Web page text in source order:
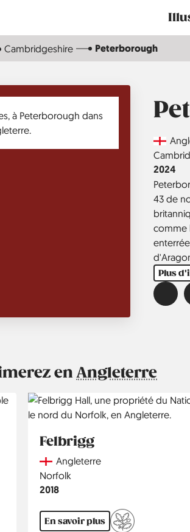
Main
Cambridgeshire Peterborough
Country
Région
Année
2024
43 de
comme
Plus
en Angleterre
Felbrigg
CountryAngleterre
Région
Norfolk
Année
2018
En savoir plus